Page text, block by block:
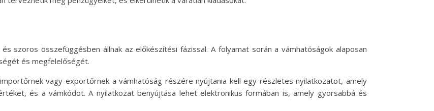
szoros összefüggésben állnak az előkészítési fázissal. A folyamat során a vámhatóságok alaposan
és megfelelőségét.
vagy exportőrnek a vámhatóság részére nyújtania kell egy részletes nyilatkozatot, amely
és a vámkódot. A nyilatkozat benyújtása lehet elektronikus formában is, amely gyorsabbá és